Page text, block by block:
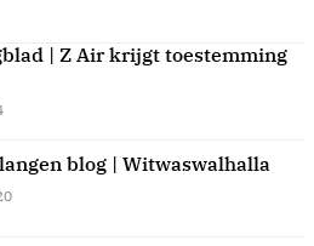
| Z Air krijgt toestemming
blog | Witwaswalhalla